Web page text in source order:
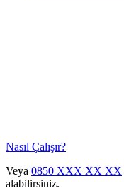
Nasıl Çalışır?
Veya 0850 XXX XX XX
alabilirsiniz.